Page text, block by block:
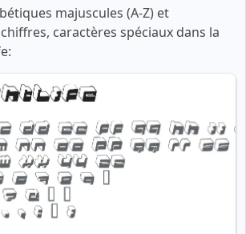
majuscules (A-Z) et
caractères spéciaux dans la